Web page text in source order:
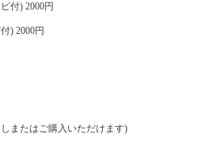
付) 2000円
) 2000円
またはご購入いただけます)